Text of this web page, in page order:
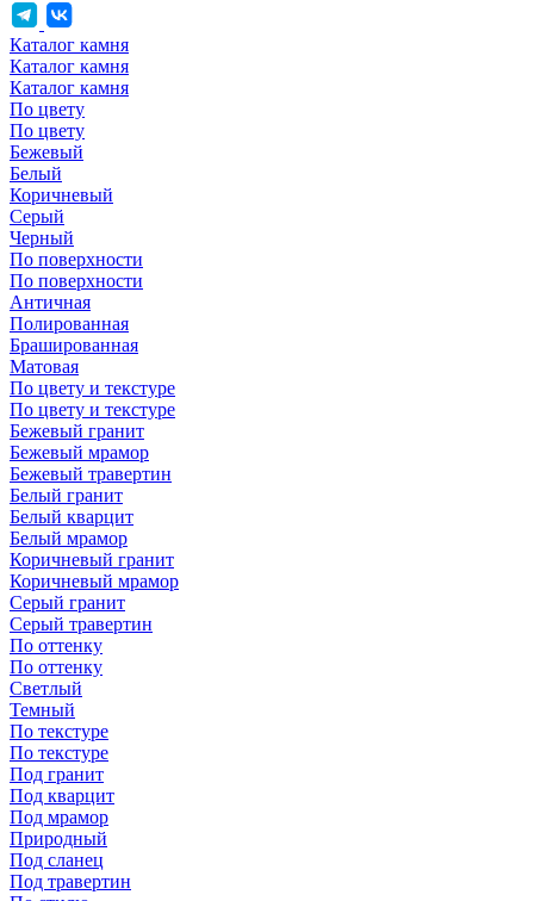
Каталог камня
Каталог камня
Каталог камня
По цвету
По цвету
Бежевый
Белый
Коричневый
Серый
Черный
По поверхности
По поверхности
Античная
Полированная
Брашированная
Матовая
По цвету и текстуре
По цвету и текстуре
Бежевый гранит
Бежевый мрамор
Бежевый травертин
Белый гранит
Белый кварцит
Белый мрамор
Коричневый гранит
Коричневый мрамор
Серый гранит
Серый травертин
По оттенку
По оттенку
Светлый
Темный
По текстуре
По текстуре
Под гранит
Под кварцит
Под мрамор
Природный
Под сланец
Под травертин